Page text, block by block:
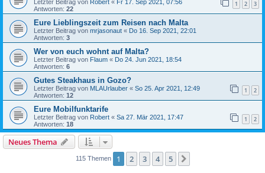
Letzter Beitrag von Robert « Fr 17. Sep 2021, 07:56
Antworten: 22
1 2 3
Eure Lieblingszeit zum Reisen nach Malta
Letzter Beitrag von mrjasonaut « Do 16. Sep 2021, 22:01
Antworten: 3
Wer von euch wohnt auf Malta?
Letzter Beitrag von Flaum « Do 24. Jun 2021, 18:54
Antworten: 6
Gutes Steakhaus in Gozo?
Letzter Beitrag von MLAUrlauber « So 25. Apr 2021, 12:49
Antworten: 12
1 2
Eure Mobilfunktarife
Letzter Beitrag von Robert « Sa 27. Mär 2021, 17:47
Antworten: 18
1 2
Neues Thema
115 Themen 1 2 3 4 5